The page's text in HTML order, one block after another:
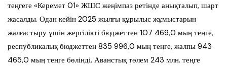
теңгеге «Керемет 01» ЖШС жеңімпаз ретінде анықталып, шарт
жасалды. Одан кейін 2025 жылғы құрылыс жұмыстарын
жалғастыру үшін жергілікті бюджеттен 107 469,0 мың теңге,
республикалық бюджеттен 835 996,0 мың теңге, жалпы 943
465,0 мың теңге бөлінді. Аванстық төлем 243 млн. теңге